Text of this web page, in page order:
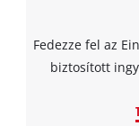
Fedezze fel az
biztosított